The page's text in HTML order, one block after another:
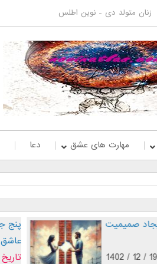
زنان متولد دی - نوین اطلس
مهارت های عشق دعا
موانع ایجاد صمیمیت
در [...]
تاریخ :19 / 12 / 1402